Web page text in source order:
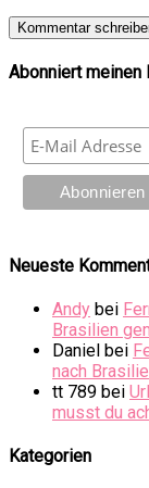
Abonniert
Neueste
Andy bei
Brasilien
Daniel bei
nach
tt 789 bei
musst du
Kategorien